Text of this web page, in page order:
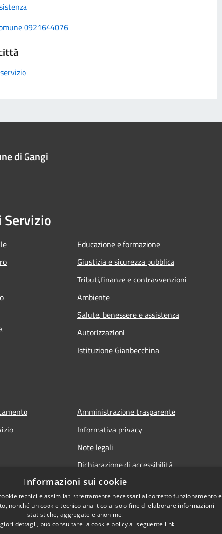
0921644076
di Gangi
Servizio
Educazione e formazione
Giustizia e sicurezza pubblica
Tributi,finanze e contravvenzioni
Ambiente
Salute, benessere e assistenza
Autorizzazioni
Istituzione Gianbecchina
Amministrazione trasparente
Informativa privacy
Note legali
Dichiarazione di accessibilità
Informazioni sui cookie
tecnici e assimilati strettamente necessari al corretto funzionamento e
nonché un cookie tecnico analitico al solo fine di elaborare informazioni
statistiche, aggregate e anonime.
dettagli, può consultare la cookie policy al seguente link